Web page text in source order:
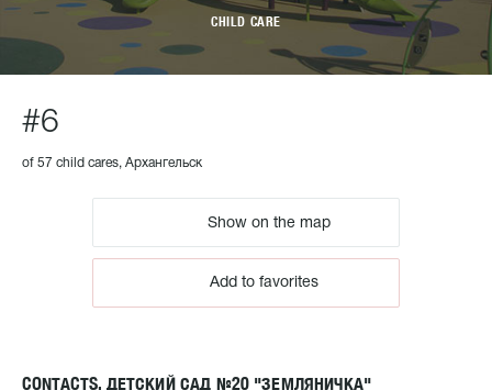
CHILD CARE
#6
of 57 child cares, Архангельск
Show on the map
Add to favorites
CONTACTS, ДЕТСКИЙ САД №20 "ЗЕМЛЯНИЧКА"